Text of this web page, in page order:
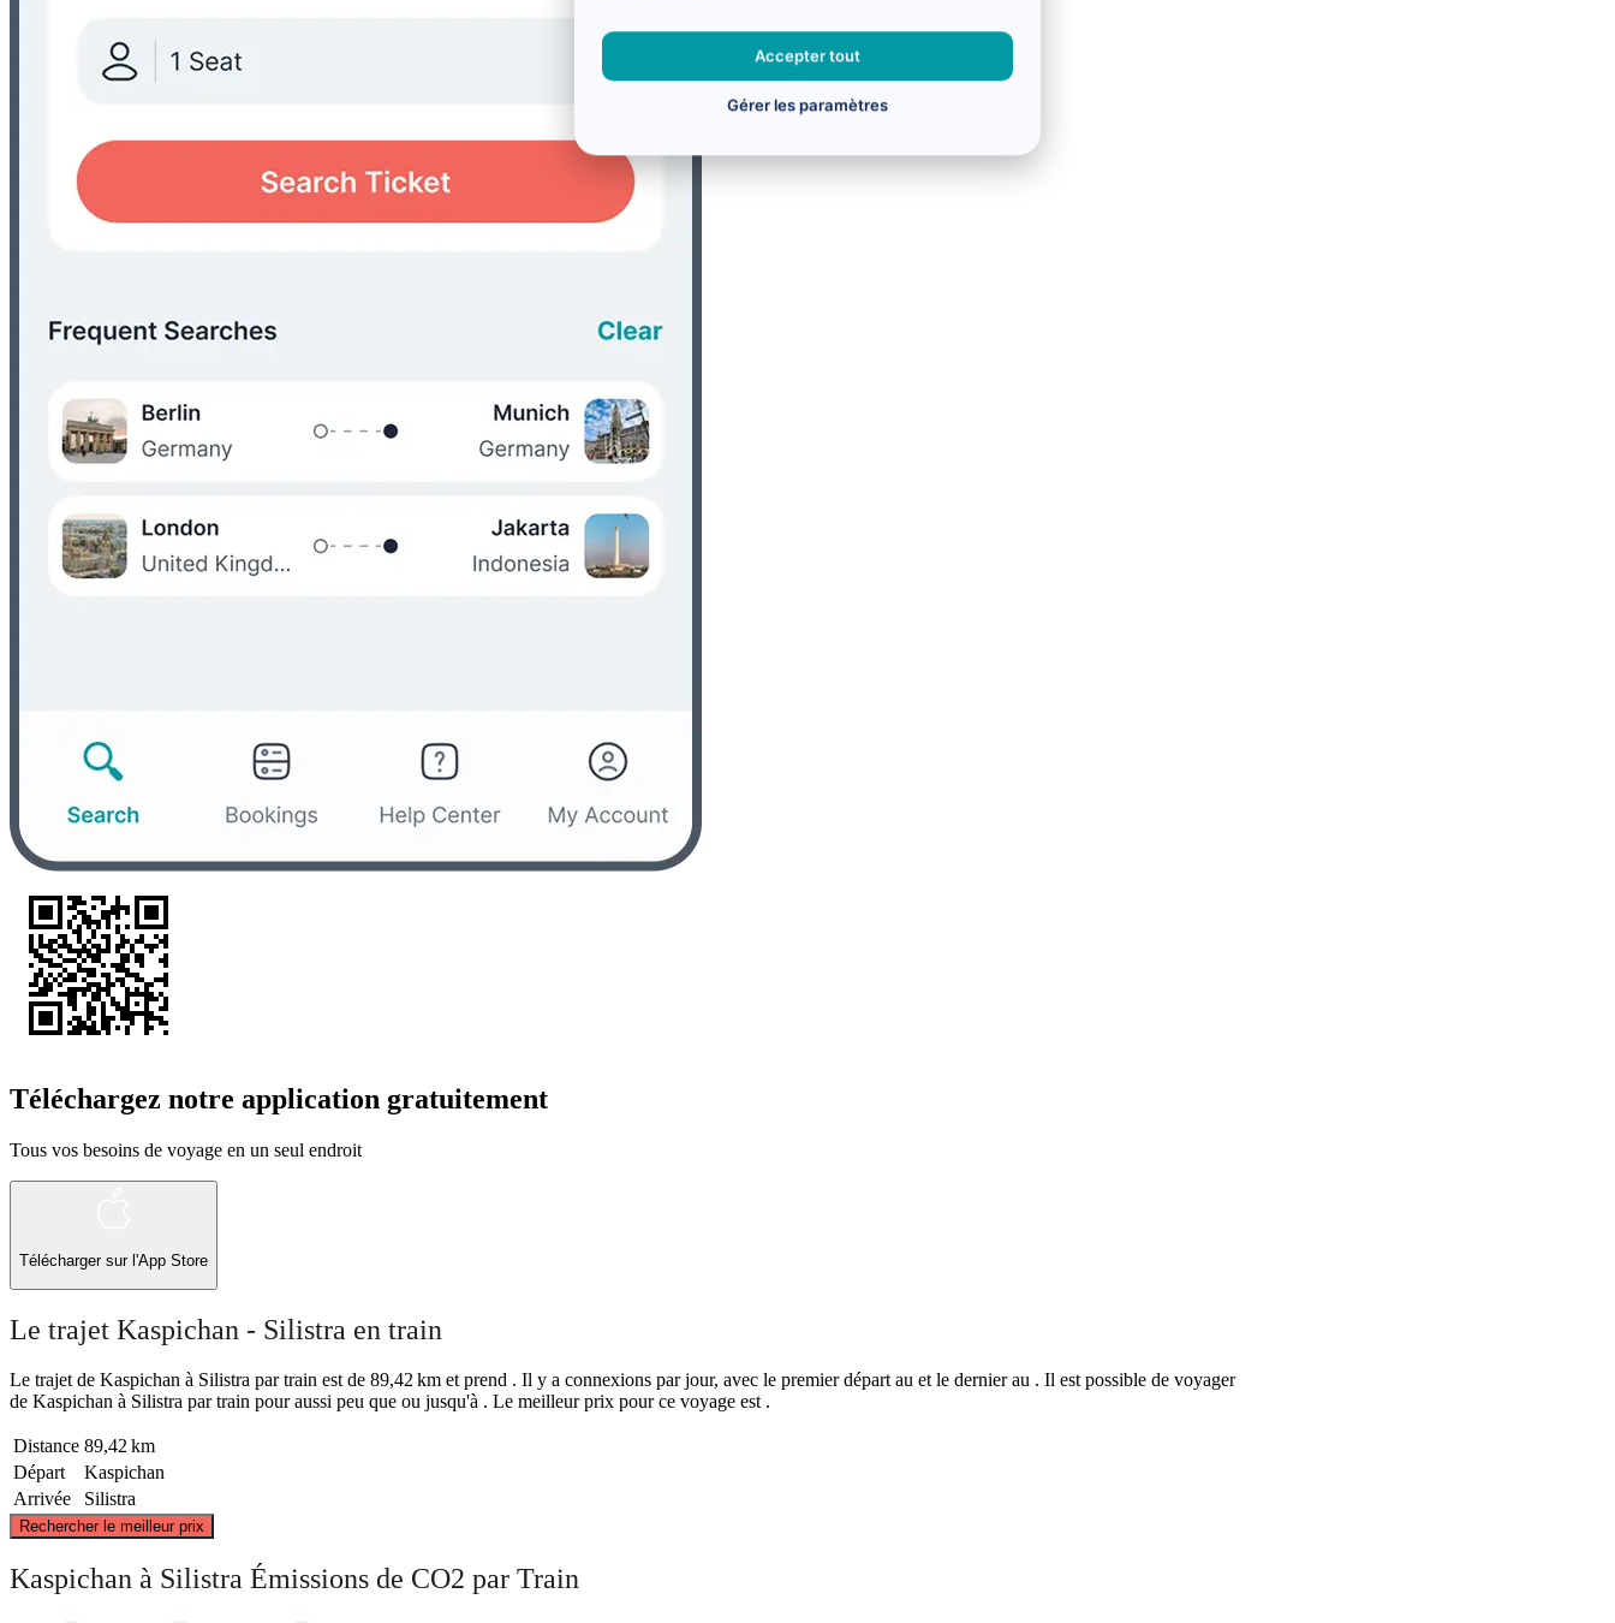
Téléchargez notre application gratuitement
Tous vos besoins de voyage en un seul endroit
Télécharger sur l'App Store
Le trajet Kaspichan - Silistra en train
Le trajet de Kaspichan à Silistra par train est de 89,42 km et prend . Il y a connexions par jour, avec le premier départ au et le dernier au . Il est possible de voyager
de Kaspichan à Silistra par train pour aussi peu que ou jusqu'à . Le meilleur prix pour ce voyage est .
Distance 89,42 km
Départ
Kaspichan
Arrivée
Silistra
Rechercher le meilleur prix
Kaspichan à Silistra Émissions de CO2 par Train
Accepter tout
Gérer les paramètres